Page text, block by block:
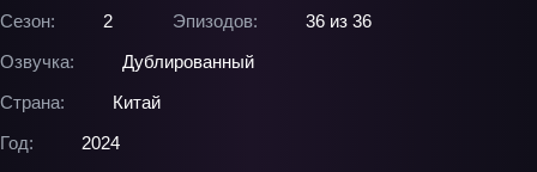
Сезон: 2 Эпизодов:
36 из 36
Озвучка:
Дублированный
Страна:
Китай
Год:
2024